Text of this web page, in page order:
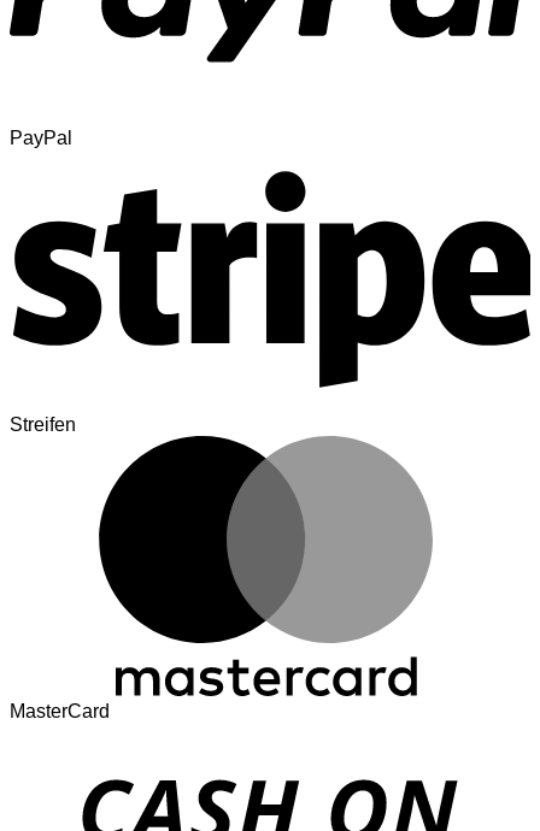
PayPal
Streifen
MasterCard